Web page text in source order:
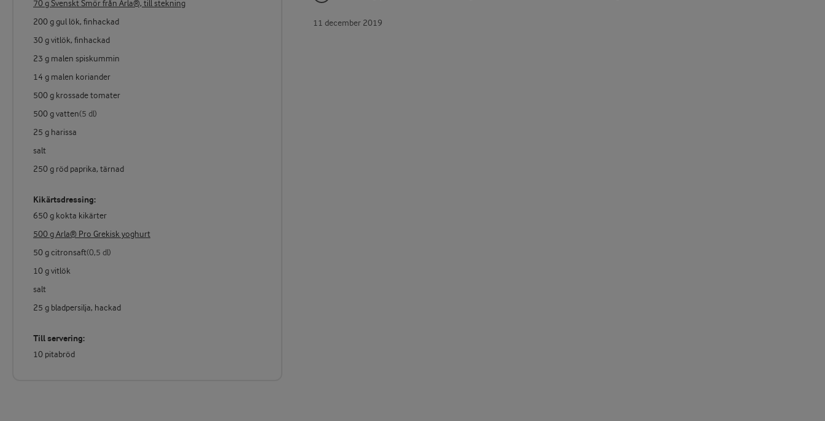
70 g Svenskt Smör från Arla®, till stekning
200 g gul lök, finhackad
30 g vitlök, finhackad
23 g malen spiskummin
14 g malen koriander
500 g krossade tomater
500 g vatten(5 dl)
25 g harissa
salt
250 g röd paprika, tärnad
Kikärtsdressing:
650 g kokta kikärter
500 g Arla® Pro Grekisk yoghurt
50 g citronsaft(0,5 dl)
10 g vitlök
salt
25 g bladpersilja, hackad
Till servering:
10 pitabröd
11 december 2019